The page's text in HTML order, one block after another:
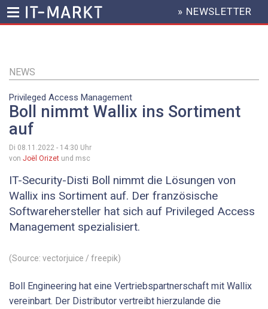
Inhalt
HEADER
MENU
» NEWSLETTER
NEWS
Privileged Access Management
Boll nimmt Wallix ins Sortiment
auf
Di 08.11.2022 - 14:30 Uhr
von Joël Orizet und msc
IT-Security-Disti Boll nimmt die Lösungen von
Wallix ins Sortiment auf. Der französische
Softwarehersteller hat sich auf Privileged Access
Management spezialisiert.
(Source: vectorjuice / freepik)
Boll Engineering hat eine Vertriebspartnerschaft mit Wallix
vereinbart. Der Distributor vertreibt hierzulande die